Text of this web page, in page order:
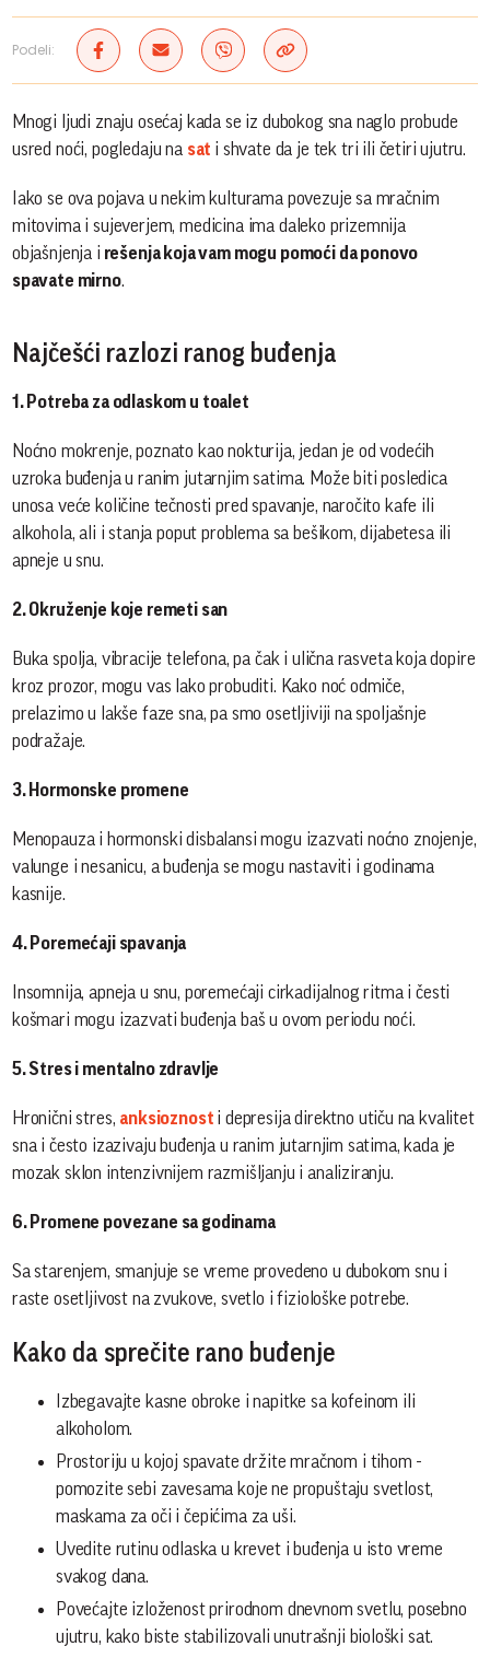
Podeli:
Mnogi ljudi znaju osećaj kada se iz dubokog sna naglo probude
usred noći, pogledaju na sat i shvate da je tek tri ili četiri ujutru.
Iako se ova pojava u nekim kulturama povezuje sa mračnim
mitovima i sujeverjem, medicina ima daleko prizemnija
objašnjenja i rešenja koja vam mogu pomoći da ponovo
spavate mirno.
Najčešći razlozi ranog buđenja
1. Potreba za odlaskom u toalet
Noćno mokrenje, poznato kao nokturiја, jedan je od vodećih
uzroka buđenja u ranim jutarnjim satima. Može biti posledica
unosa veće količine tečnosti pred spavanje, naročito kafe ili
alkohola, ali i stanja poput problema sa bešikom, dijabetesa ili
apneje u snu.
2. Okruženje koje remeti san
Buka spolja, vibracije telefona, pa čak i ulična rasveta koja dopire
kroz prozor, mogu vas lako probuditi. Kako noć odmiče,
prelazimo u lakše faze sna, pa smo osetljiviji na spoljašnje
podražaje.
3. Hormonske promene
Menopauza i hormonski disbalansi mogu izazvati noćno znojenje,
valunge i nesanicu, a buđenja se mogu nastaviti i godinama
kasnije.
4. Poremećaji spavanja
Insomnija, apneja u snu, poremećaji cirkadijalnog ritma i česti
košmari mogu izazvati buđenja baš u ovom periodu noći.
5. Stres i mentalno zdravlje
Hronični stres, anksioznost i depresija direktno utiču na kvalitet
sna i često izazivaju buđenja u ranim jutarnjim satima, kada je
mozak sklon intenzivnijem razmišljanju i analiziranju.
6. Promene povezane sa godinama
Sa starenjem, smanjuje se vreme provedeno u dubokom snu i
raste osetljivost na zvukove, svetlo i fiziološke potrebe.
Kako da sprečite rano buđenje
Izbegavajte kasne obroke i napitke sa kofeinom ili
alkoholom.
Prostoriju u kojoj spavate držite mračnom i tihom -
pomozite sebi zavesama koje ne propuštaju svetlost,
maskama za oči i čepićima za uši.
Uvedite rutinu odlaska u krevet i buđenja u isto vreme
svakog dana.
Povećajte izloženost prirodnom dnevnom svetlu, posebno
ujutru, kako biste stabilizovali unutrašnji biološki sat.